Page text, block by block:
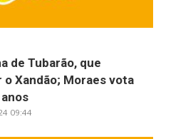
de Tubarão, que
o Xandão; Moraes vota
09:44